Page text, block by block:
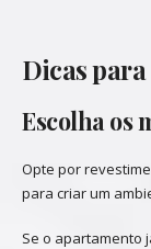
Dicas
Escolha os
Opte por
para criar um
Se o apartamento